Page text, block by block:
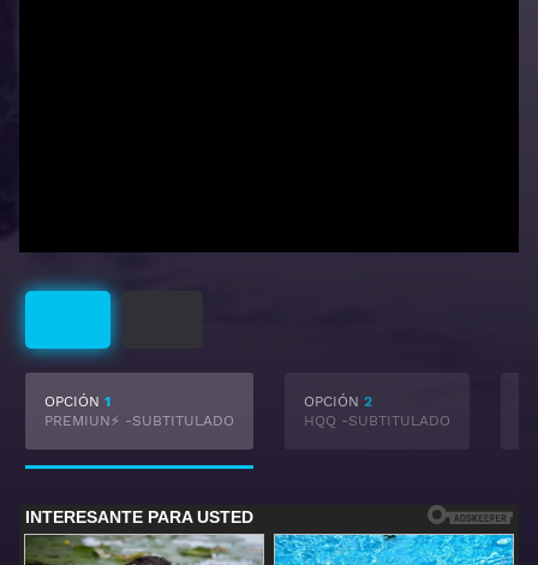
OPCIÓN 1
PREMIUN⚡ -SUBTITULADO
OPCIÓN 2
HQQ -SUBTITULADO